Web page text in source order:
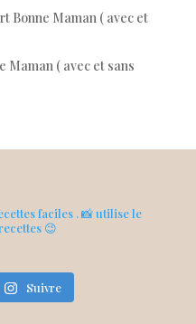
Bonne Maman ( avec et
Maman ( avec et sans
faciles . 📸 utilise le
😉
Suivre